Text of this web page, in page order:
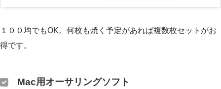
１００均でもOK。何枚も焼く予定があれば複数枚セットがお
得です。
Mac用オーサリングソフト